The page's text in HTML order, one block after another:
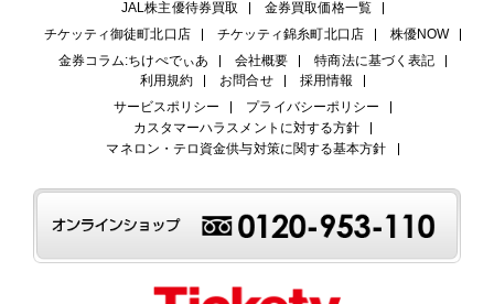
JAL株主優待券買取
金券買取価格一覧
チケッティ御徒町北口店
チケッティ錦糸町北口店
株優NOW
金券コラム:ちけぺでぃあ
会社概要
特商法に基づく表記
利用規約
お問合せ
採用情報
サービスポリシー
プライバシーポリシー
カスタマーハラスメントに対する方針
マネロン・テロ資金供与対策に関する基本方針